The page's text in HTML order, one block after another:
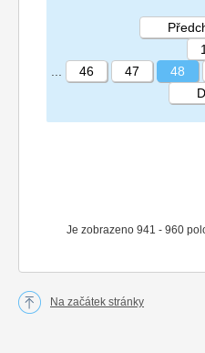
Je zobrazeno 941 - 960
1
46 47 48
Na začátek stránky